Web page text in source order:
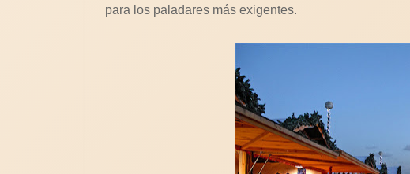
para los paladares más exigentes.